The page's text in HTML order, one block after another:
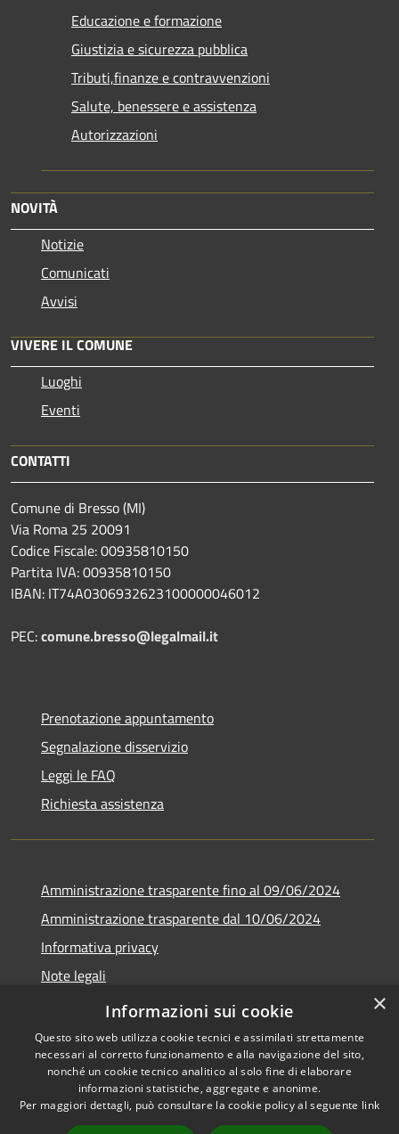
Educazione e formazione
Giustizia e sicurezza pubblica
Tributi,finanze e contravvenzioni
Salute, benessere e assistenza
Autorizzazioni
NOVITÀ
Notizie
Comunicati
Avvisi
VIVERE IL COMUNE
Luoghi
Eventi
CONTATTI
Comune di Bresso (MI)
Via Roma 25 20091
Codice Fiscale: 00935810150
Partita IVA: 00935810150
IBAN: IT74A0306932623100000046012
PEC:comune.bresso@legalmail.it
Prenotazione appuntamento
Segnalazione disservizio
Leggi le FAQ
Richiesta assistenza
Amministrazione trasparente fino al 09/06/2024
Amministrazione trasparente dal 10/06/2024
Informativa privacy
Note legali
Dichiarazione di accessibilità
Accessibilità
Copyright © 2026 • Città di
Bresso • Powered by
×
Informazioni sui cookie
Questo sito web utilizza cookie tecnici e assimilati strettamente
necessari al corretto funzionamento e alla navigazione del sito,
nonché un cookie tecnico analitico al solo fine di elaborare
informazioni statistiche, aggregate e anonime.
Per maggiori dettagli, può consultare la cookie policy al seguente link